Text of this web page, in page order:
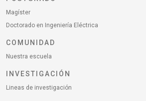
Magíster
Doctorado en Ingeniería Eléctrica
COMUNIDAD
Nuestra escuela
INVESTIGACIÓN
Lineas de investigación